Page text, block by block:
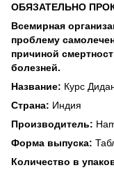
ОБЯЗАТЕЛЬНО
Всемирная
проблему
причиной
болезней.
Название: Курс
Страна: Индия
Производитель:
Форма выпуска:
Количество в